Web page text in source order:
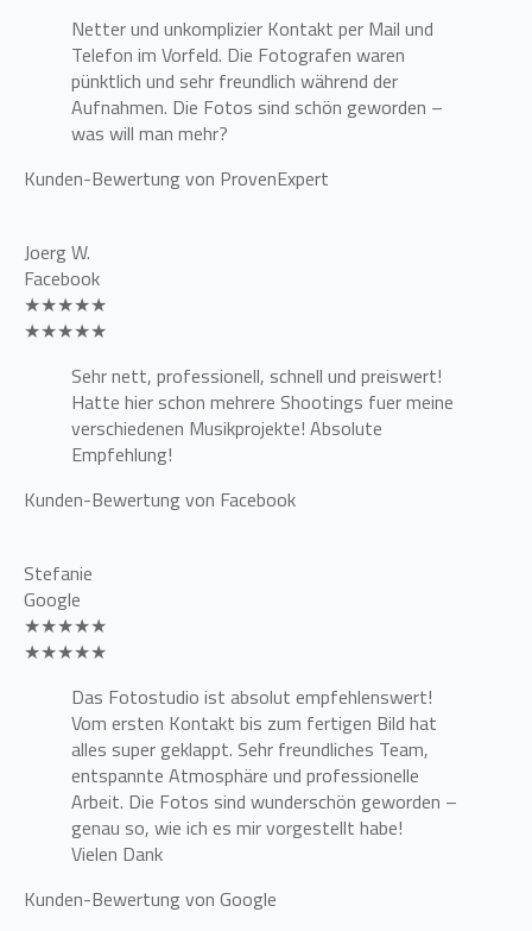
Netter und unkomplizier Kontakt per Mail und
Telefon im Vorfeld. Die Fotografen waren
pünktlich und sehr freundlich während der
Aufnahmen. Die Fotos sind schön geworden –
was will man mehr?
Kunden-Bewertung von ProvenExpert
Joerg W.
Facebook
★★★★★
★★★★★
Sehr nett, professionell, schnell und preiswert!
Hatte hier schon mehrere Shootings fuer meine
verschiedenen Musikprojekte! Absolute
Empfehlung!
Kunden-Bewertung von Facebook
Stefanie
Google
★★★★★
★★★★★
Das Fotostudio ist absolut empfehlenswert!
Vom ersten Kontakt bis zum fertigen Bild hat
alles super geklappt. Sehr freundliches Team,
entspannte Atmosphäre und professionelle
Arbeit. Die Fotos sind wunderschön geworden –
genau so, wie ich es mir vorgestellt habe!
Vielen Dank
Kunden-Bewertung von Google